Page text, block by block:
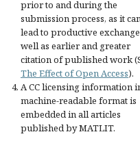
prior to and during the
submission process, as it can
lead to productive
well as earlier and greater
citation of published work
The Effect of Open Access).
A CC licensing information
machine-readable format is
embedded in all articles
published by MATLIT.